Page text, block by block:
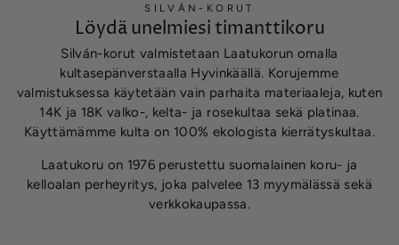
SILVÁN-KORUT
Löydä unelmiesi timanttikoru
Silván-korut valmistetaan Laatukorun omalla
kultasepänverstaalla Hyvinkäällä. Korujemme
valmistuksessa käytetään vain parhaita materiaaleja, kuten
14K ja 18K valko-, kelta- ja rosekultaa sekä platinaa.
Käyttämämme kulta on 100% ekologista kierrätyskultaa.
Laatukoru on 1976 perustettu suomalainen koru- ja
kelloalan perheyritys, joka palvelee 13 myymälässä sekä
verkkokaupassa.